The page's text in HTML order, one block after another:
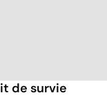
de survie